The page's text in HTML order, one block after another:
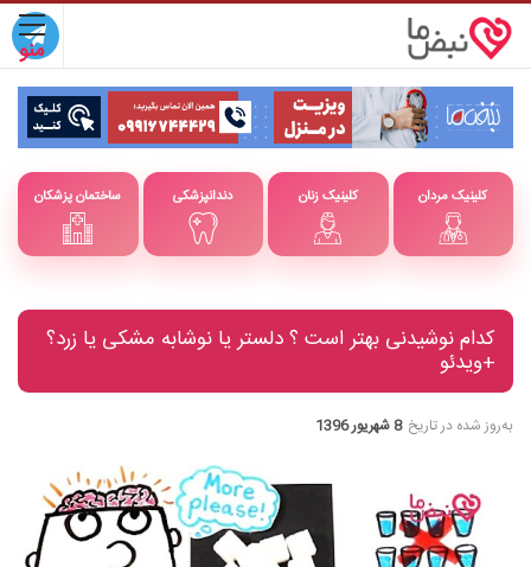
ساختمان پزشکان دندانپزشکی کلینیک زنان کلینیک مردان
کدام نوشیدنی بهتر است ؟ دلستر یا نوشابه مشکی یا زرد؟
+ویدئو
به‌روز شده در تاریخ 8 شهریور 1396